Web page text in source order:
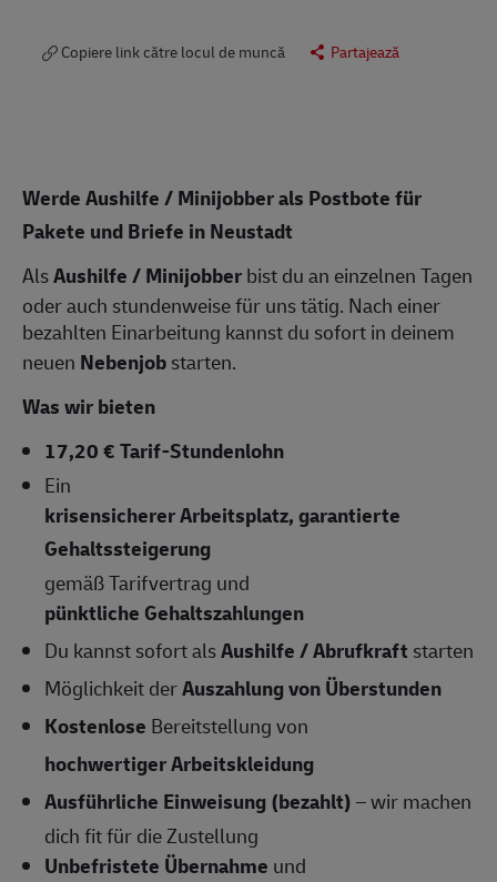
Copiere link către locul de muncă Partajează
Werde Aushilfe / Minijobber als Postbote für
Pakete und Briefe in Neustadt
AlsAushilfe / Minijobberbist du an einzelnen Tagen
oder auch stundenweise für uns tätig. Nach einer
bezahlten Einarbeitung kannst du sofort in deinem
neuen Nebenjobstarten.
Was wir bieten
17,20 € Tarif-Stundenlohn
Ein
krisensicherer Arbeitsplatz, garantierte
Gehaltssteigerung
gemäß Tarifvertrag und
pünktliche Gehaltszahlungen
Du kannst sofort alsAushilfe / Abrufkraft starten
Möglichkeit derAuszahlung von Überstunden
Kostenlose Bereitstellung von
hochwertiger Arbeitskleidung
Ausführliche Einweisung (bezahlt)– wir machen
dich fit für die Zustellung
Unbefristete Übernahme und